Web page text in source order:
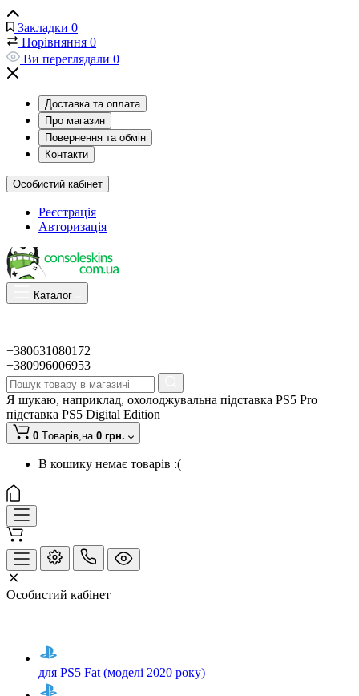
Закладки 0
Порівняння 0
Ви переглядали 0
Доставка та оплата
Про магазин
Повернення та обмін
Контакти
Особистий кабінет
Реєстрація
Авторизація
Каталог
+380631080172
+380996006953
Я шукаю, наприклад, охолоджувальна підставка PS5 Pro
підставка PS5 Digital Edition
0 Tоварів,на 0 грн.
В кошику немає товарів :(
Особистий кабінет
для PS5 Fat (моделі 2020 року)